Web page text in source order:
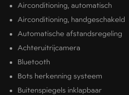
Airconditioning, automatisch
Airconditioning, handgeschakeld
Automatische afstandsregeling
Achteruitrijcamera
Bluetooth
Bots herkenning systeem
Buitenspiegels inklapbaar